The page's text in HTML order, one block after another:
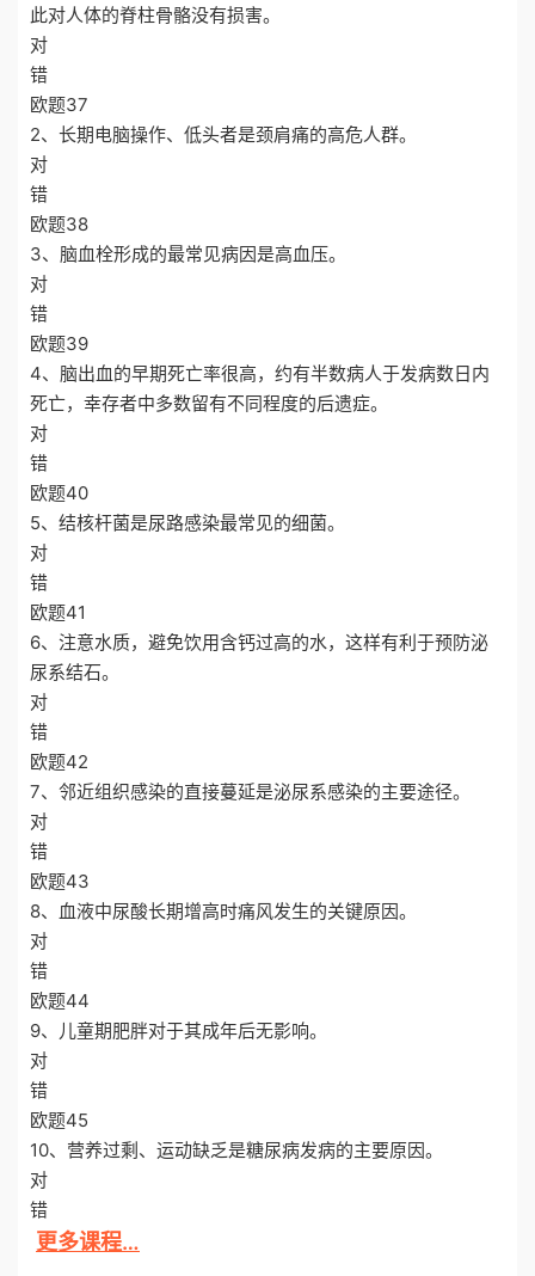
此对人体的脊柱骨骼没有损害。
对
错
欧题37
2、长期电脑操作、低头者是颈肩痛的高危人群。
对
错
欧题38
3、脑血栓形成的最常见病因是高血压。
对
错
欧题39
4、脑出血的早期死亡率很高，约有半数病人于发病数日内
死亡，幸存者中多数留有不同程度的后遗症。
对
错
欧题40
5、结核杆菌是尿路感染最常见的细菌。
对
错
欧题41
6、注意水质，避免饮用含钙过高的水，这样有利于预防泌
尿系结石。
对
错
欧题42
7、邻近组织感染的直接蔓延是泌尿系感染的主要途径。
对
错
欧题43
8、血液中尿酸长期增高时痛风发生的关键原因。
对
错
欧题44
9、儿童期肥胖对于其成年后无影响。
对
错
欧题45
10、营养过剩、运动缺乏是糖尿病发病的主要原因。
对
错
更多课程…